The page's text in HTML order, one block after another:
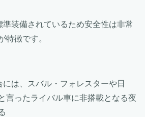
装備されているため安全性は非常
特徴です。
は、スバル・フォレスターや日
言ったライバル車に非搭載となる夜